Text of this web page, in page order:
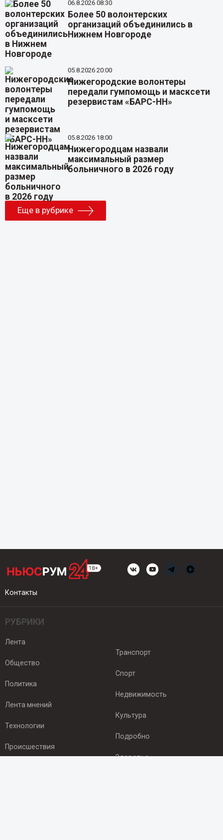
06.8.2026 08:30
Более 50 волонтерских
организаций объединились в
Нижнем Новгороде
05.8.2026 20:00
Нижегородские волонтеры
передали гумпомощь и масксети
резервистам «БАРС-НН»
05.8.2026 18:00
Нижегородцам назвали
максимальный размер
больничного в 2026 году
Еще в рубрике
Контакты
РУБРИКИ
Лента
Общество
Политика
Лента мнений
Технологии
Происшествия
Транспорт
Спорт
Недвижимость
Культура
Подробно
Здоровье